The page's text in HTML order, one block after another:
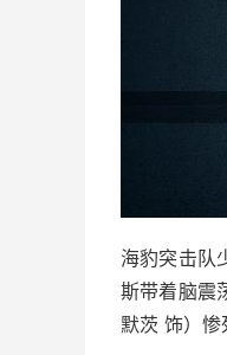
海豹突击队
斯带着脑震
默茨 饰）惨